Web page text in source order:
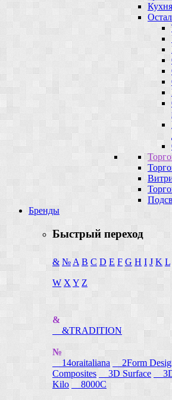
Бренды
Быстрый переход
& № A B C D E F G H I J K L
W X Y Z
&
&TRADITION
№
14oraitaliana
2Form
Composites
3D Surface
Kilo
8000C